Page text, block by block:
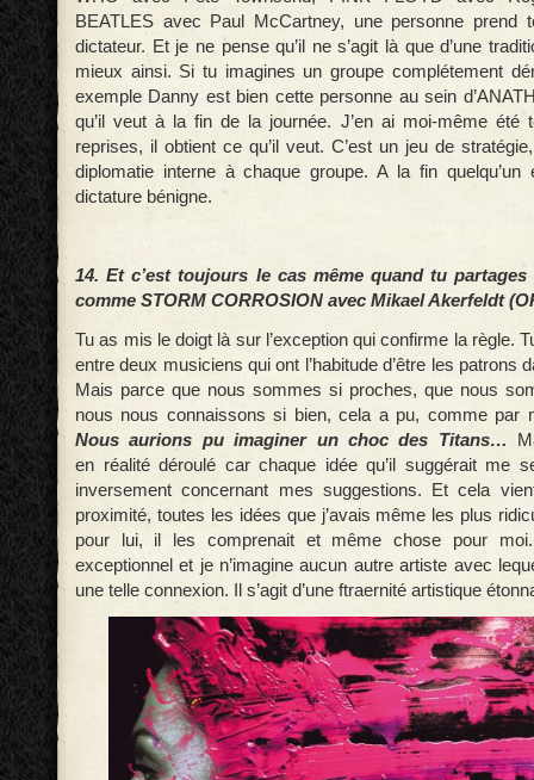
BEATLES avec Paul McCartney, une personne prend
dictateur. Et je ne pense qu’il ne s’agit là que d’une
mieux ainsi. Si tu imagines un groupe complétement
exemple Danny est bien cette personne au sein
qu’il veut à la fin de la journée. J’en ai moi-même été
reprises, il obtient ce qu’il veut. C’est un jeu de
diplomatie interne à chaque groupe. A la fin
dictature bénigne.
14. Et c’est toujours le cas même quand tu
comme STORM CORROSION avec Mikael Akerfeldt
Tu as mis le doigt là sur l’exception qui confirme la règle.
entre deux musiciens qui ont l’habitude d’être les patrons
Mais parce que nous sommes si proches, que nous
nous nous connaissons si bien, cela a pu, comme par
Nous aurions pu imaginer un choc des Titans…
en réalité déroulé car chaque idée qu’il suggérait me
inversement concernant mes suggestions. Et cela
proximité, toutes les idées que j’avais même les plus
pour lui, il les comprenait et même chose pour
exceptionnel et je n’imagine aucun autre artiste avec
une telle connexion. Il s’agit d’une ftraernité artistique